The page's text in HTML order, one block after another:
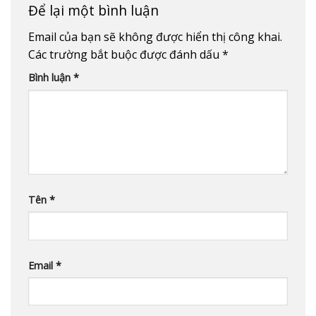
Để lại một bình luận
Email của bạn sẽ không được hiển thị công khai.
Các trường bắt buộc được đánh dấu *
Bình luận *
Tên *
Email *